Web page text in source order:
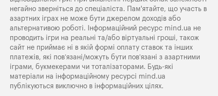
негайно зверніться до спеціаліста. Пам'ятайте, що участь в
азартних іграх не може бути джерелом доходів або
альтернативою роботі. Інформаційний ресурс mind.ua не
проводить ігри на реальні та/або віртуальні гроші, також
сайт не приймає ні в якій формі оплату ставок та інших
платежів, які пов’язані/можуть бути пов’язані з азартними
іграми, букмекерами чи тоталізаторами. Будь-які
матеріали на інформаційному ресурсі mind.ua
публікуються виключно в інформаційних цілях.